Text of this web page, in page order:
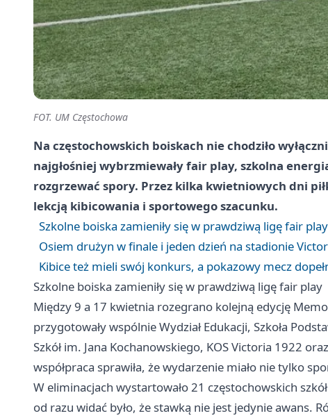
FOT. UM Częstochowa
Na częstochowskich boiskach nie chodziło
najgłośniej wybrzmiewały fair play, szkolna
rozgrzewać spory. Przez kilka kwietniowych dni
lekcją kibicowania i sportowego szacunku.
Szkolne boiska zamieniły się w prawdziwą ligę fair play
Osiem drużyn w finale i jeden dzień na stadionie
Kibice też mieli swój konkurs, a pokazowy mecz
Szkolne boiska zamieniły się w prawdziwą ligę fair play
Między 9 a 17 kwietnia rozegrano kolejną edycję
przygotowały wspólnie Wydział Edukacji, Szkoła
Szkół im. Jana Kochanowskiego, KOS Victoria 1922
współpraca sprawiła, że wydarzenie miało nie tylko
W eliminacjach wystartowało 21 częstochowskich
od razu widać było, że stawką nie jest jedynie awans.